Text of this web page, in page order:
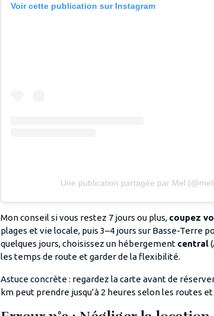
Voir cette publication sur Instagram
Une publication partagée par Mel
Mon conseil si vous restez 7 jours ou plus, coupez
plages et vie locale, puis 3–4 jours sur Basse-Terre
quelques jours, choisissez un hébergement central
les temps de route et garder de la flexibilité.
Astuce concrète : regardez la carte avant de
km peut prendre jusqu’à 2 heures selon les routes